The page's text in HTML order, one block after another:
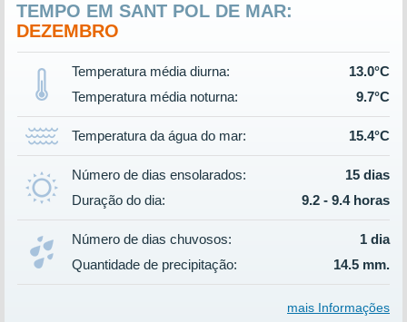
TEMPO EM SANT POL DE MAR:
DEZEMBRO
Temperatura média diurna:
13.0°C
Temperatura média noturna:
9.7°C
Temperatura da água do mar: 15.4°C
Número de dias ensolarados:
15 dias
Duração do dia:
9.2 - 9.4 horas
Número de dias chuvosos:
1 dia
Quantidade de precipitação:
14.5 mm.
mais Informações